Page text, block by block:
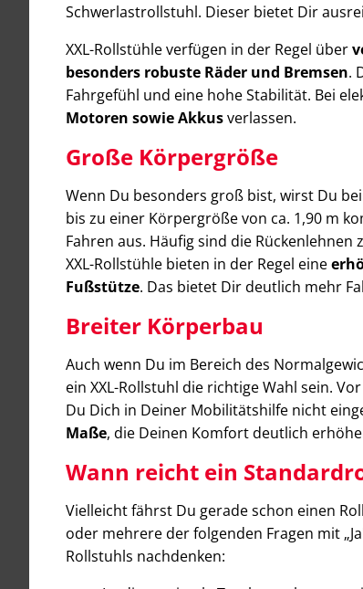
Schwerlastrollstuhl. Dieser bietet Dir
XXL-Rollstühle verfügen in der Regel über
besonders robuste Räder und Bremsen.
Fahrgefühl und eine hohe Stabilität. Bei
Motoren sowie Akkusverlassen.
Große Körpergröße
Wenn Du besonders groß bist, wirst Du
bis zu einer Körpergröße von ca. 1,90 m
Fahren aus. Häufig sind die
XXL-Rollstühle bieten in der Regel eine
Fußstütze. Das bietet Dir deutlich mehr
Breiter Körperbau
Auch wenn Du im Bereich des
ein XXL-Rollstuhl die richtige Wahl sein.
Du Dich in Deiner Mobilitätshilfe nicht
Maße, die Deinen Komfort deutlich
Wann reicht ein
Vielleicht fährst Du gerade schon einen
oder mehrere der folgenden Fragen mit
Rollstuhls nachdenken: